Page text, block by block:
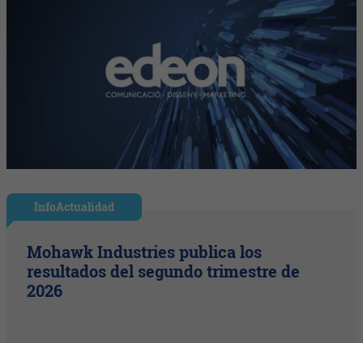
InfoActualidad
Mohawk Industries publica los
resultados del segundo trimestre de
2026